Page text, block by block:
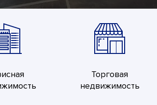
Торговая
недвижимость